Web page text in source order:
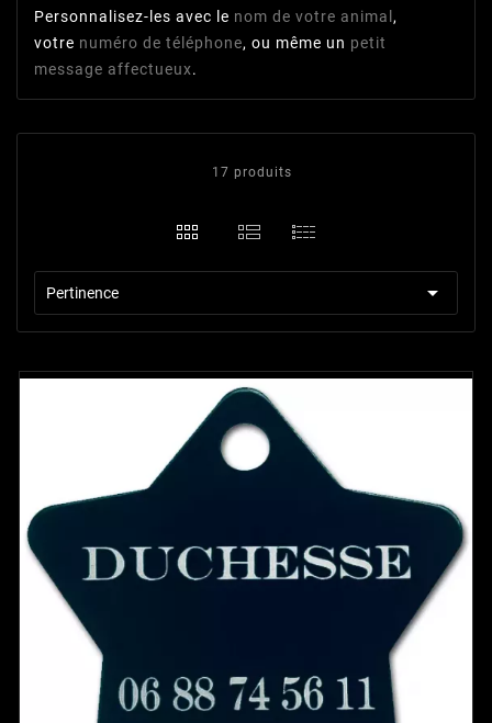
Personnalisez-les avec le nom de votre animal ,
votre numéro de téléphone, ou même un petit
message affectueux.
17 produits
Pertinence 